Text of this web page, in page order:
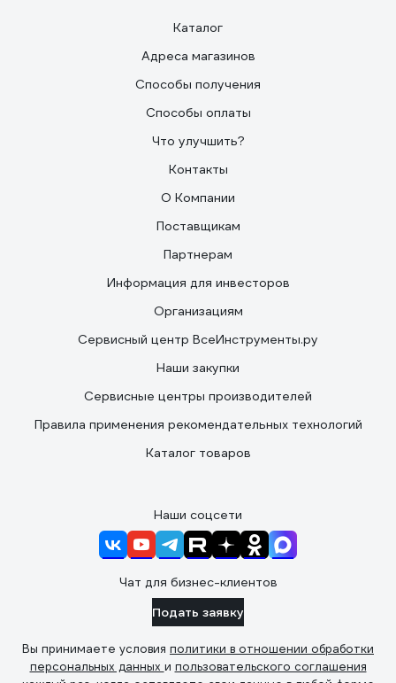
Каталог
Адреса магазинов
Способы получения
Способы оплаты
Что улучшить?
Контакты
О Компании
Поставщикам
Партнерам
Информация для инвесторов
Организациям
Сервисный центр ВсеИнструменты.ру
Наши закупки
Сервисные центры производителей
Правила применения рекомендательных технологий
Каталог товаров
Наши соцсети
Чат для бизнес-клиентов
Подать заявку
Вы принимаете условия политики в отношении обработки
персональных данных и пользовательского соглашения